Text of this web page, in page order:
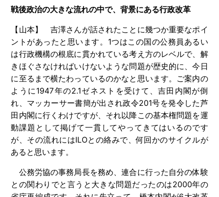
戦後政治の大きな流れの中で、背景にある行政改革
【山本】 吉澤さんが話されたことに幾つか重要なポイ
ントがあったと思います。 1つはこの国の公務員あるい
は行政機構の根底に貫かれている考え方のレベルで、解
きほぐさなければいけないような問題が歴史的に、今日
に至るまで横たわっているのかなと思います。ご案内の
ように1947年の2.1ゼネストを受けて、吉田内閣が倒
れ、マッカーサー書簡が出され政令201号を発令した芦
田内閣に行くわけですが、それ以降この基本権問題を運
動課題として掲げて一貫してやってきてはいるのです
が、その流れにはILOとの絡みで、何回かのサイクルが
あると思います。
公務労協の事務局長を務め、連合に行った自分の体験
との関わりでと言うと大きな問題だったのは2000年の